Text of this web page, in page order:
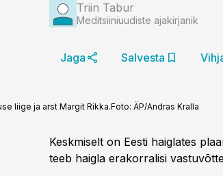
Triin Tabur
Meditsiiniuudiste ajakirjanik
Jaga Salvesta
liige ja arst Margit Rikka.Foto: ÄP/Andras Kralla
Keskmiselt on Eesti haiglates
teeb haigla erakorralisi